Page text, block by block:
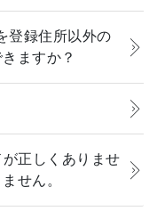
登録住所以外の
ますか？
が正しくありませ
せん。